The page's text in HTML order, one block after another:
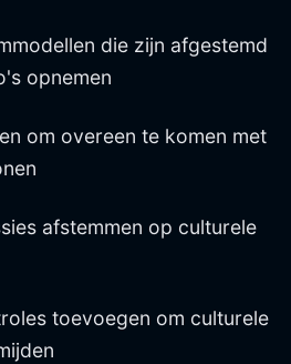
die zijn afgestemd
opnemen
om overeen te komen met
afstemmen op culturele
toevoegen om culturele